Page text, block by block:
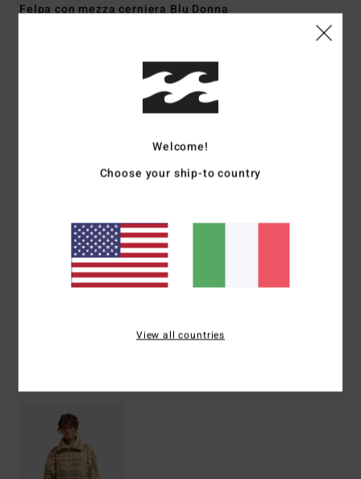
Felpa con mezza cerniera Blu Donna
Collo a mezza cerniera
Tasche a filetto frontali
Composizione[Tessuto principale] 100% poliestere
Welcome!
Choose your ship-to country
View all countries